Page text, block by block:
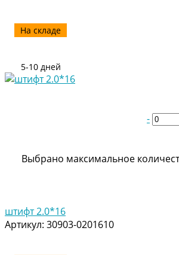
На складе
5-10 дней
-
Выбрано максимальное
штифт 2.0*16
Артикул: 30903-0201610